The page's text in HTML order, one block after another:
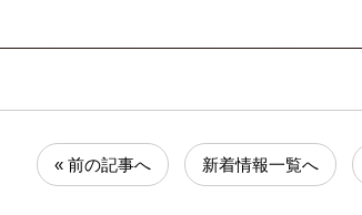
« 前の記事へ 新着情報一覧へ